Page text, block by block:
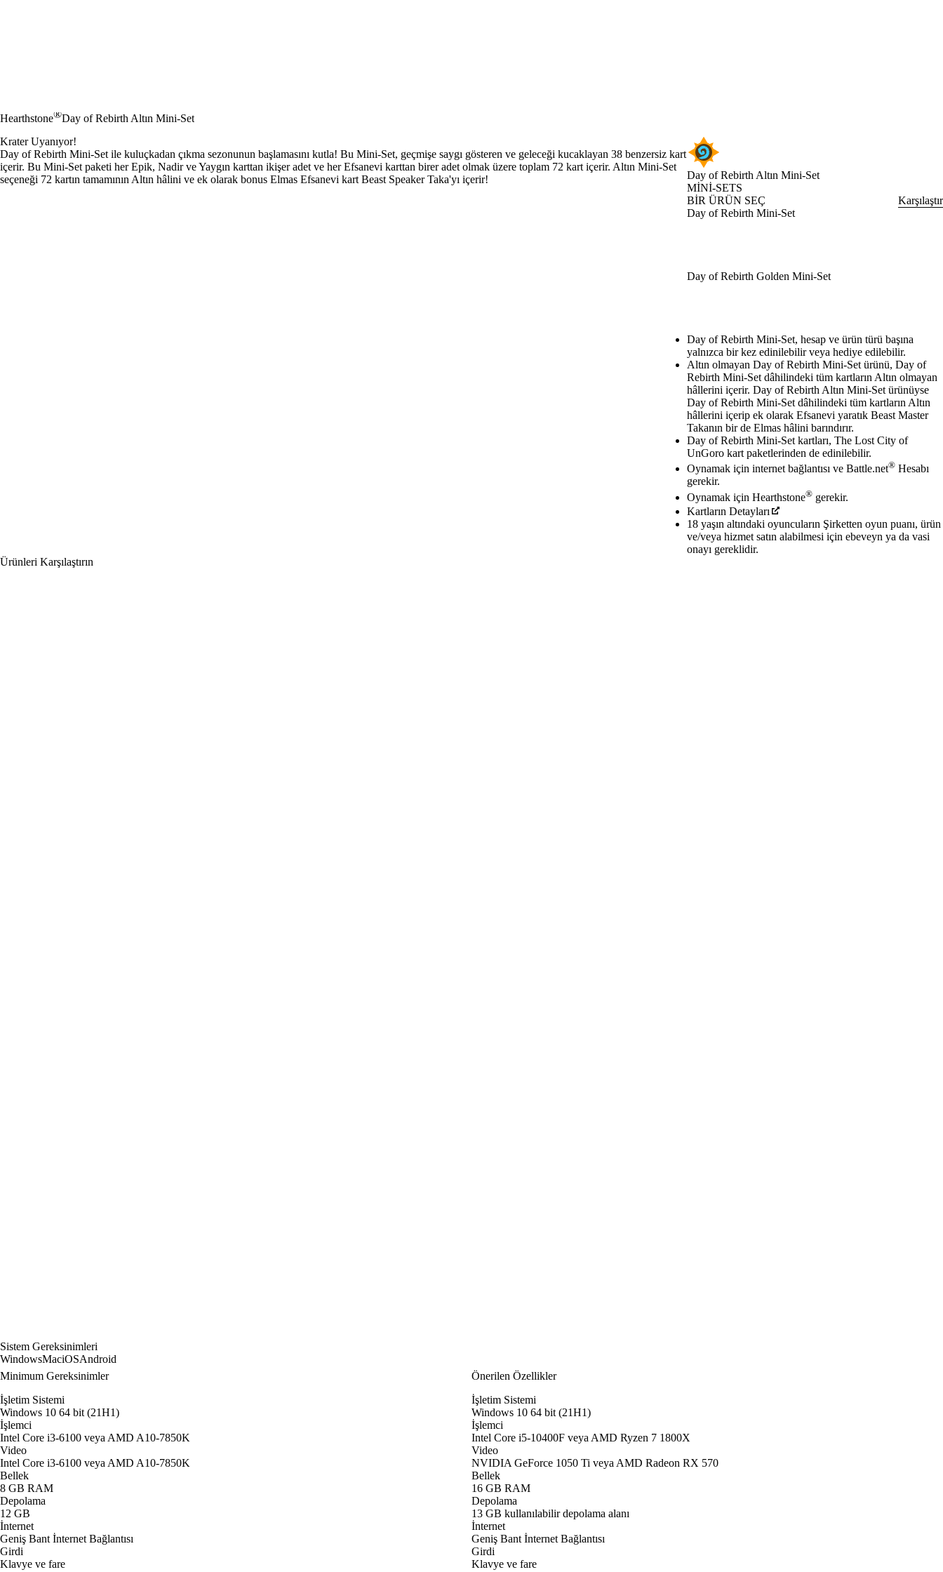
Hearthstone®Day of Rebirth Altın Mini-Set
Day of Rebirth Altın Mini-Set
MINI-SETS
BİR ÜRÜN SEÇ
Karşılaştır
Day of Rebirth Mini-Set
Day of Rebirth Golden Mini-Set
Mevcut eylemler
Day of Rebirth Mini-Set, hesap ve ürün türü başına
yalnızca bir kez edinilebilir veya hediye edilebilir.
Altın olmayan Day of Rebirth Mini-Set ürünü, Day of
Rebirth Mini-Set dâhilindeki tüm kartların Altın olmayan
hâllerini içerir. Day of Rebirth Altın Mini-Set ürünüyse
Day of Rebirth Mini-Set dâhilindeki tüm kartların Altın
hâllerini içerip ek olarak Efsanevi yaratık Beast Master
Takanın bir de Elmas hâlini barındırır.
Day of Rebirth Mini-Set kartları, The Lost City of
UnGoro kart paketlerinden de edinilebilir.
Oynamak için internet bağlantısı ve Battle.net® Hesabı
gerekir.
Oynamak için Hearthstone® gerekir.
Kartların Detayları
18 yaşın altındaki oyuncuların Şirketten oyun puanı, ürün
ve/veya hizmet satın alabilmesi için ebeveyn ya da vasi
onayı gereklidir.
Krater Uyanıyor!
Day of Rebirth Mini-Set ile kuluçkadan çıkma sezonunun başlamasını kutla! Bu Mini-Set, geçmişe saygı gösteren ve geleceği kucaklayan 38 benzersiz kart
içerir. Bu Mini-Set paketi her Epik, Nadir ve Yaygın karttan ikişer adet ve her Efsanevi karttan birer adet olmak üzere toplam 72 kart içerir. Altın Mini-Set
seçeneği 72 kartın tamamının Altın hâlini ve ek olarak bonus Elmas Efsanevi kart Beast Speaker Taka'yı içerir!
Ürünleri Karşılaştırın
Sistem Gereksinimleri
WindowsMaciOSAndroid
Minimum Gereksinimler
İşletim Sistemi
Windows 10 64 bit (21H1)
İşlemci
Intel Core i3-6100 veya AMD A10-7850K
Video
Intel Core i3-6100 veya AMD A10-7850K
Bellek
8 GB RAM
Depolama
12 GB
İnternet
Geniş Bant İnternet Bağlantısı
Girdi
Klavye ve fare
Önerilen Özellikler
İşletim Sistemi
Windows 10 64 bit (21H1)
İşlemci
Intel Core i5-10400F veya AMD Ryzen 7 1800X
Video
NVIDIA GeForce 1050 Ti veya AMD Radeon RX 570
Bellek
16 GB RAM
Depolama
13 GB kullanılabilir depolama alanı
İnternet
Geniş Bant İnternet Bağlantısı
Girdi
Klavye ve fare